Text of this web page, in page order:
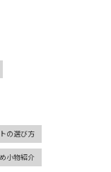
の選び方
小物紹介